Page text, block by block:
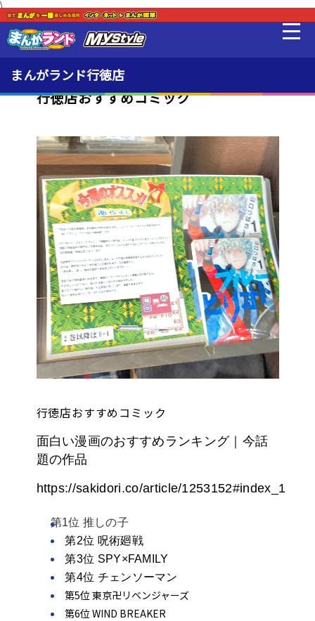
\
最新情報
設備
MLeF
販売品
貸出品
オンラインゲーム
まんがランド行徳店
新着・オススメ情報
行徳店おすすめコミック
行徳店おすすめコミック
面白い漫画のおすすめランキング｜今話
題の作品
https://sakidori.co/article/1253152#index_1
第1位 推しの子
第2位 呪術廻戦
第3位 SPY×FAMILY
第4位 チェンソーマン
第5位 東京卍リベンジャーズ
第6位 WIND BREAKER